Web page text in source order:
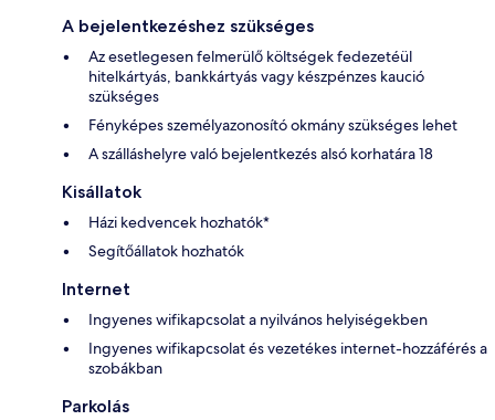
A bejelentkezéshez szükséges
Az esetlegesen felmerülő költségek fedezetéül
hitelkártyás, bankkártyás vagy készpénzes kaució
szükséges
Fényképes személyazonosító okmány szükséges lehet
A szálláshelyre való bejelentkezés alsó korhatára 18
Kisállatok
Házi kedvencek hozhatók*
Segítőállatok hozhatók
Internet
Ingyenes wifikapcsolat a nyilvános helyiségekben
Ingyenes wifikapcsolat és vezetékes internet-hozzáférés a
szobákban
Parkolás